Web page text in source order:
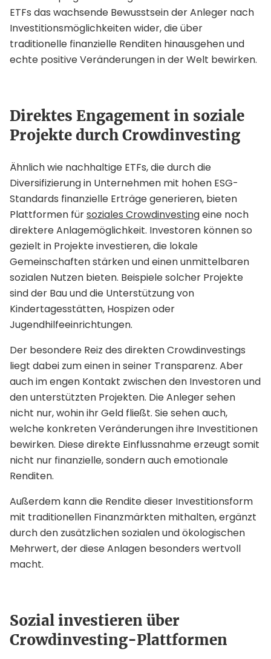
ETFs das wachsende Bewusstsein der Anleger nach
Investitionsmöglichkeiten wider, die über
traditionelle finanzielle Renditen hinausgehen und
echte positive Veränderungen in der Welt bewirken.
Direktes Engagement in soziale
Projekte durch Crowdinvesting
Ähnlich wie nachhaltige ETFs, die durch die
Diversifizierung in Unternehmen mit hohen ESG-
Standards finanzielle Erträge generieren, bieten
Plattformen fürsoziales Crowdinvestingeine noch
direktere Anlagemöglichkeit. Investoren können so
gezielt in Projekte investieren, die lokale
Gemeinschaften stärken und einen unmittelbaren
sozialen Nutzen bieten. Beispiele solcher Projekte
sind der Bau und die Unterstützung von
Kindertagesstätten, Hospizen oder
Jugendhilfeeinrichtungen.
Der besondere Reiz des direkten Crowdinvestings
liegt dabei zum einen in seiner Transparenz. Aber
auch im engen Kontakt zwischen den Investoren und
den unterstützten Projekten. Die Anleger sehen
nicht nur, wohin ihr Geld fließt. Sie sehen auch,
welche konkreten Veränderungen ihre Investitionen
bewirken. Diese direkte Einflussnahme erzeugt somit
nicht nur finanzielle, sondern auch emotionale
Renditen.
Außerdem kann die Rendite dieser Investitionsform
mit traditionellen Finanzmärkten mithalten, ergänzt
durch den zusätzlichen sozialen und ökologischen
Mehrwert, der diese Anlagen besonders wertvoll
macht.
Sozial investieren über
Crowdinvesting-Plattformen